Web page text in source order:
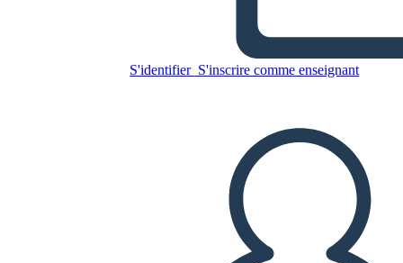
S'identifier S'inscrire comme enseignant
Copiez ce storyboard
LIRE LE DIAPORAMA
LIS-MOI